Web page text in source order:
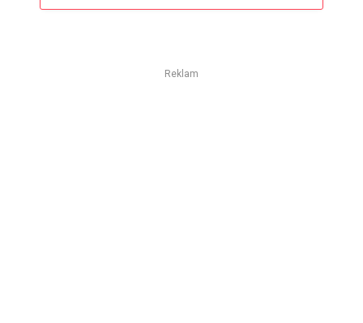
Reklam